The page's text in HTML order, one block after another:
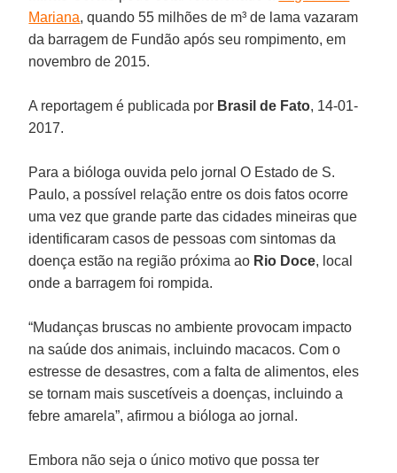
Mariana, quando 55 milhões de m³ de lama vazaram
da barragem de Fundão após seu rompimento, em
novembro de 2015.
A reportagem é publicada por Brasil de Fato, 14-01-
2017.
Para a bióloga ouvida pelo jornal O Estado de S.
Paulo, a possível relação entre os dois fatos ocorre
uma vez que grande parte das cidades mineiras que
identificaram casos de pessoas com sintomas da
doença estão na região próxima ao Rio Doce, local
onde a barragem foi rompida.
“Mudanças bruscas no ambiente provocam impacto
na saúde dos animais, incluindo macacos. Com o
estresse de desastres, com a falta de alimentos, eles
se tornam mais suscetíveis a doenças, incluindo a
febre amarela”, afirmou a bióloga ao jornal.
Embora não seja o único motivo que possa ter